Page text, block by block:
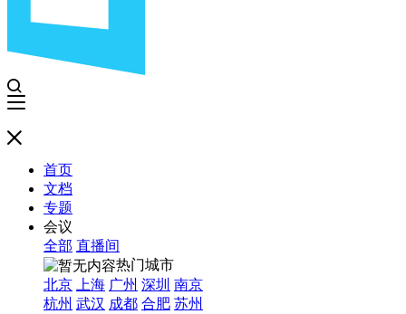
首页
文档
专题
会议
全部 直播间
热门城市
北京
上海 广州 深圳 南京
杭州 武汉 成都 合肥 苏州